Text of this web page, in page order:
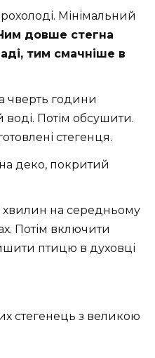
Мінімальний
довше стегна
тим смачніше в
чверть години
Потім обсушити.
стегенця.
деко, покритий
хвилин на середньому
Потім включити
птицю в духовці
стегенець з великою